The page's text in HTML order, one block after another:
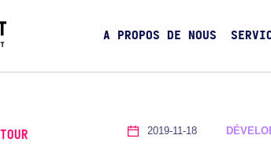
A PROPOS DE NOUS
2019-11-18